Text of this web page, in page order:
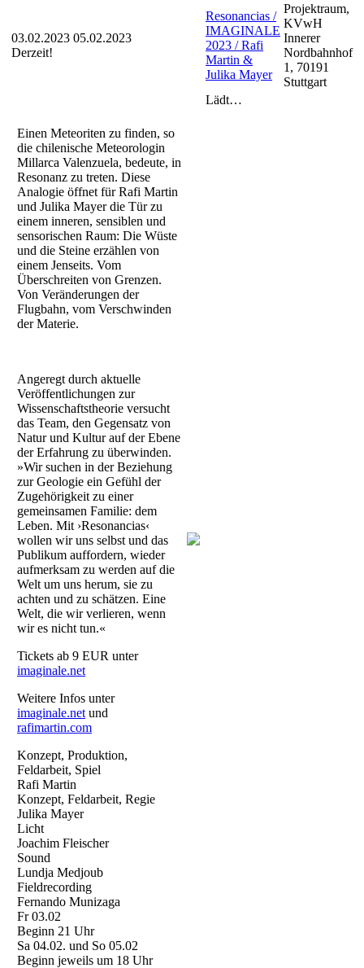
03.02.2023 05.02.2023
Derzeit!
Resonancias /
IMAGINALE
2023 / Rafi
Martin &
Julika Mayer
Projektraum,
KVwH
Innerer
Nordbahnhof
1, 70191
Stuttgart
Lädt…
Einen Meteoriten zu finden, so
die chilenische Meteorologin
Millarca Valenzuela, bedeute, in
Resonanz zu treten. Diese
Analogie öffnet für Rafi Martin
und Julika Mayer die Tür zu
einem inneren, sensiblen und
sensorischen Raum: Die Wüste
und die Steine erzählen von
einem Jenseits. Vom
Überschreiten von Grenzen.
Von Veränderungen der
Flugbahn, vom Verschwinden
der Materie.
Angeregt durch aktuelle
Veröffentlichungen zur
Wissenschaftstheorie versucht
das Team, den Gegensatz von
Natur und Kultur auf der Ebene
der Erfahrung zu überwinden.
»Wir suchen in der Beziehung
zur Geologie ein Gefühl der
Zugehörigkeit zu einer
gemeinsamen Familie: dem
Leben. Mit ›Resonancias‹
wollen wir uns selbst und das
Publikum auffordern, wieder
aufmerksam zu werden auf die
Welt um uns herum, sie zu
achten und zu schätzen. Eine
Welt, die wir verlieren, wenn
wir es nicht tun.«
Tickets ab 9 EUR unter
imaginale.net
Weitere Infos unter
imaginale.net und
rafimartin.com
Konzept, Produktion,
Feldarbeit, Spiel
Rafi Martin
Konzept, Feldarbeit, Regie
Julika Mayer
Licht
Joachim Fleischer
Sound
Lundja Medjoub
Fieldrecording
Fernando Munizaga
Fr 03.02
Beginn 21 Uhr
Sa 04.02. und So 05.02
Beginn jeweils um 18 Uhr